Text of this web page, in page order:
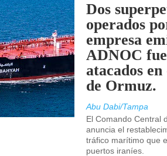
Dos
operados
empresa
ADNOC
atacados
de Ormuz.
Abu Dabi/Tampa
El Comando Central
anuncia el
tráfico marítimo que
puertos iraníes.